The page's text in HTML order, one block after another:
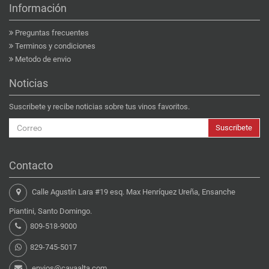
Información
Preguntas frecuentes
Terminos y condiciones
Metodo de envio
Noticias
Suscribete y recibe noticias sobre tus vinos favoritos.
Suscribete
Contacto
Calle Agustín Lara #19 esq. Max Henríquez Ureña, Ensanche
Piantini, Santo Domingo.
809-518-9000
829-745-5017